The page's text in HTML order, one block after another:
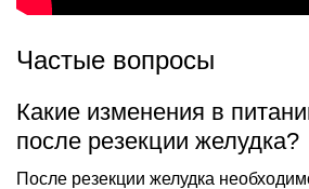
Частые вопросы
Какие изменения в
после резекции желудка?
После резекции желудка